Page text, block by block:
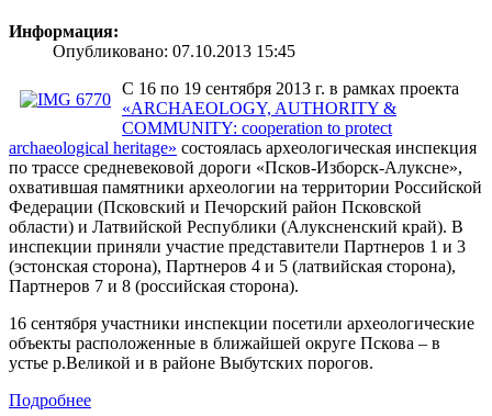
Информация:
Опубликовано: 07.10.2013 15:45
С 16 по 19 сентября 2013 г. в рамках проекта
«ARCHAEOLOGY, AUTHORITY &
COMMUNITY: cooperation to protect
archaeological heritage» состоялась археологическая инспекция
по трассе средневековой дороги «Псков-Изборск-Алуксне»,
охватившая памятники археологии на территории Российской
Федерации (Псковский и Печорский район Псковской
области) и Латвийской Республики (Алуксненский край). В
инспекции приняли участие представители Партнеров 1 и 3
(эстонская сторона), Партнеров 4 и 5 (латвийская сторона),
Партнеров 7 и 8 (российская сторона).
16 сентября участники инспекции посетили археологические
объекты расположенные в ближайшей округе Пскова – в
устье р.Великой и в районе Выбутских порогов.
Подробнее